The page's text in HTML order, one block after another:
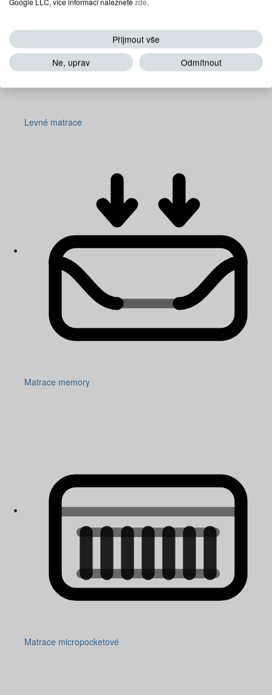
Levné matrace
Matrace memory
Matrace micropocketové
Přijmout vše
Ne, uprav
Odmítnout